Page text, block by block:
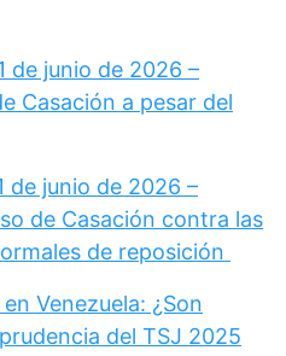
de junio de 2026 –
Casación a pesar del
de junio de 2026 –
de Casación contra las
de reposición
Venezuela: ¿Son
del TSJ 2025